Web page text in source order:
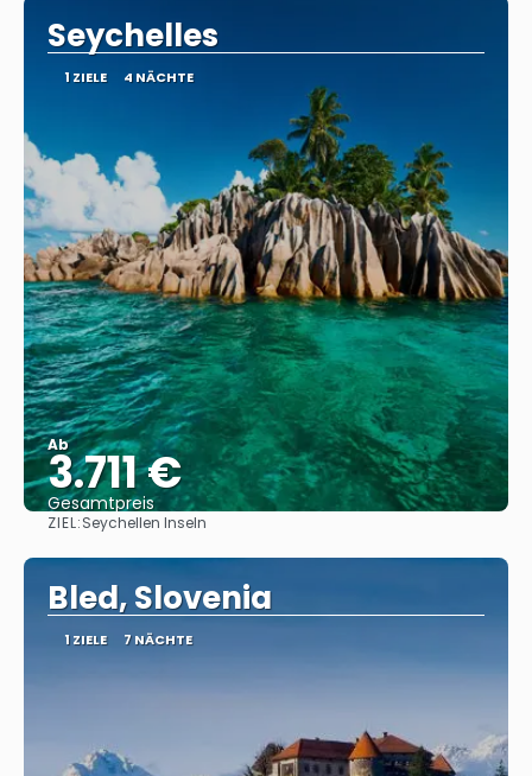
Seychelles
1 ZIELE 4 NÄCHTE
Ab
3.711 €
Gesamtpreis
ZIEL:Seychellen Inseln
Bled, Slovenia
1 ZIELE 7 NÄCHTE